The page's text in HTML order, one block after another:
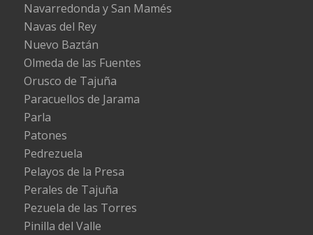
Navarredonda y San Mamés
Navas del Rey
Nuevo Baztán
Olmeda de las Fuentes
Orusco de Tajuña
Paracuellos de Jarama
Parla
Patones
Pedrezuela
Pelayos de la Presa
Perales de Tajuña
Pezuela de las Torres
Pinilla del Valle